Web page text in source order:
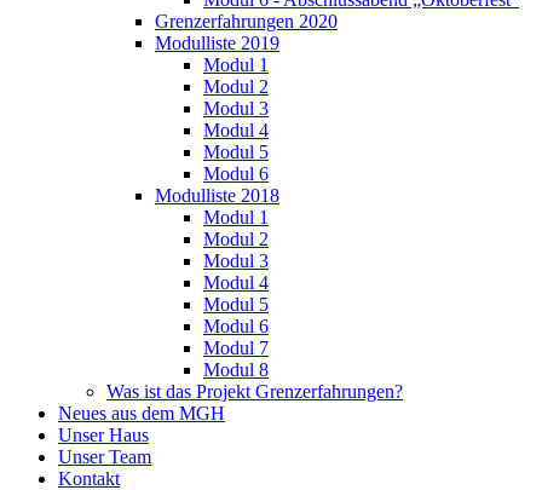
Grenzerfahrungen 2020
Modulliste 2019
Modul 1
Modul 2
Modul 3
Modul 4
Modul 5
Modul 6
Modulliste 2018
Modul 1
Modul 2
Modul 3
Modul 4
Modul 5
Modul 6
Modul 7
Modul 8
Was ist das Projekt Grenzerfahrungen?
Neues aus dem MGH
Unser Haus
Unser Team
Kontakt